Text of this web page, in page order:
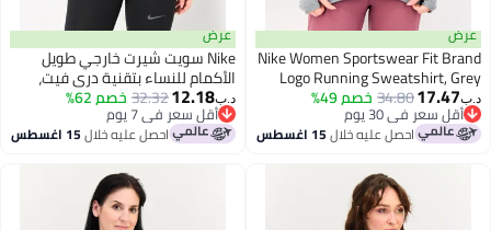
Nike Women Sportswear
Logo Running
34.80خصم 49%
في 30 يوم
في 30 يوم
احصل عليه خلال15 اغسطس
عرض
Nike سويت شيرت خارجي طويل
الأكمام للنساء بتقنية دري فيت،
أخضر نعناعي
12.18
32.32خصم 62%
أقل سعر في 7 يوم
أقل سعر في 7 يوماحصل عليه خلال15 اغسطس